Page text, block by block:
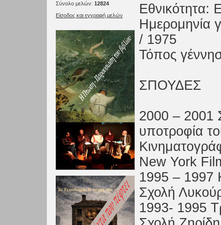
Σύνολο μελών: 12824
Είσοδος και εγγραφή μελών
Εθνικότητα:
Ημερομηνία
/ 1975
Τόπος
ΣΠΟΥΔΕΣ
2000 – 2001
υποτροφία
New York
1995 – 1997
Σχολή
1993- 1995